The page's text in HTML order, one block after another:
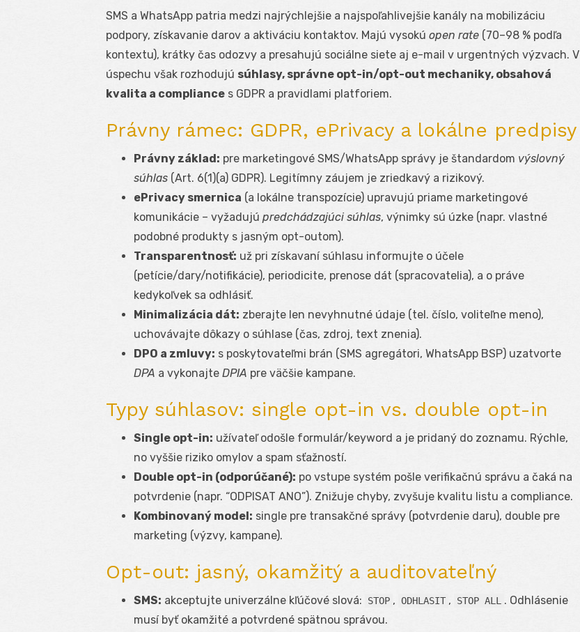
SMS a WhatsApp patria medzi najrýchlejšie a najspoľahlivejšie kanály na mobilizáciu
podpory, získavanie darov a aktiváciu kontaktov. Majú vysokú open rate (70–98 % podľa
kontextu), krátky čas odozvy a presahujú sociálne siete aj e-mail v urgentných výzvach. V
úspechu však rozhodujú súhlasy, správne opt-in/opt-out mechaniky, obsahová
kvalita a compliance s GDPR a pravidlami platforiem.
Právny rámec: GDPR, ePrivacy a lokálne predpisy
Právny základ: pre marketingové SMS/WhatsApp správy je štandardom výslovný
súhlas (Art. 6(1)(a) GDPR). Legitímny záujem je zriedkavý a rizikový.
ePrivacy smernica (a lokálne transpozície) upravujú priame marketingové
komunikácie – vyžadujú predchádzajúci súhlas, výnimky sú úzke (napr. vlastné
podobné produkty s jasným opt-outom).
Transparentnosť: už pri získavaní súhlasu informujte o účele
(petície/dary/notifikácie), periodicite, prenose dát (spracovatelia), a o práve
kedykoľvek sa odhlásiť.
Minimalizácia dát: zberajte len nevyhnutné údaje (tel. číslo, voliteľne meno),
uchovávajte dôkazy o súhlase (čas, zdroj, text znenia).
DPO a zmluvy: s poskytovateľmi brán (SMS agregátori, WhatsApp BSP) uzatvorte
DPA a vykonajte DPIA pre väčšie kampane.
Typy súhlasov: single opt-in vs. double opt-in
Single opt-in: užívateľ odošle formulár/keyword a je pridaný do zoznamu. Rýchle,
no vyššie riziko omylov a spam sťažností.
Double opt-in (odporúčané): po vstupe systém pošle verifikačnú správu a čaká na
potvrdenie (napr. “ODPISAT ANO”). Znižuje chyby, zvyšuje kvalitu listu a compliance.
Kombinovaný model: single pre transakčné správy (potvrdenie daru), double pre
marketing (výzvy, kampane).
Opt-out: jasný, okamžitý a auditovateľný
SMS: akceptujte univerzálne kľúčové slová: STOP , ODHLASIT , STOP ALL
. Odhlásenie
musí byť okamžité a potvrdené spätnou správou.